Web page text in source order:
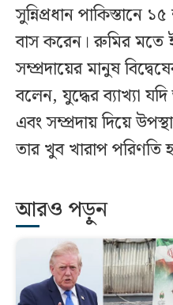
সুন্নিপ্রধান পাকিস্তানে
বাস করেন। রুমির মতে
সম্প্রদায়ের মানুষ
বলেন, যুদ্ধের ব্যাখ্যা
এবং সম্প্রদায় দিয়ে
তার খুব খারাপ পরিণতি
আরও পড়ুন